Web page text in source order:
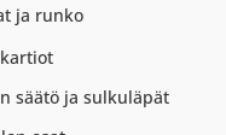
ja runko
säätö ja sulkuläpät